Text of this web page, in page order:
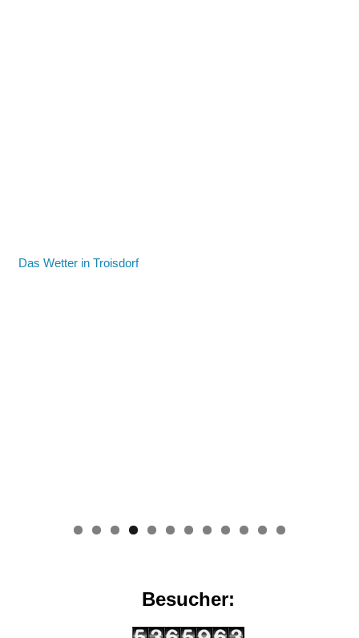
Das Wetter in Troisdorf
0 1 2
Besucher: